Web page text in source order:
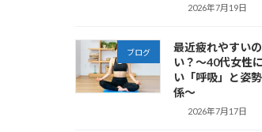
2026年7月19日
ブログ
最近疲れやすい
い？～40代女性
い「呼吸」と姿
係～
2026年7月17日